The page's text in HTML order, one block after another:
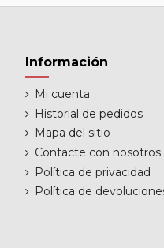
Información
Mi cuenta
Historial de pedidos
Mapa del sitio
Contacte con nosotros
Política de privacidad
Política de